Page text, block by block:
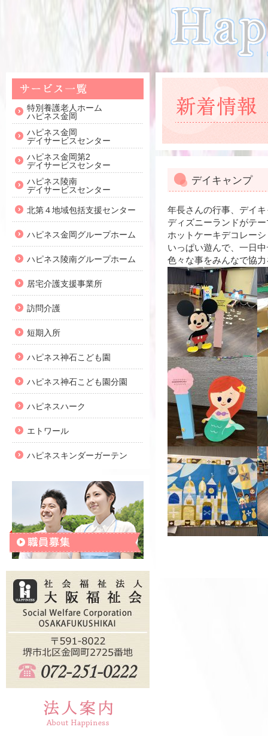
デイキャンプ
年長さんの行事、デイ
ディズニーランドがテ
ホットケーキデコレー
いっぱい遊んで、一日
色々な事をみんなで協
特別養護老人ホーム
ハピネス金岡
ハピネス金岡
デイサービスセンター
ハピネス金岡第2
デイサービスセンター
ハピネス陵南
デイサービスセンター
北第４地域包括支援センター
ハピネス金岡グループホーム
ハピネス陵南グループホーム
居宅介護支援事業所
訪問介護
短期入所
ハピネス神石こども園
ハピネス神石こども園分園
ハピネスハーク
エトワール
ハピネスキンダーガーテン